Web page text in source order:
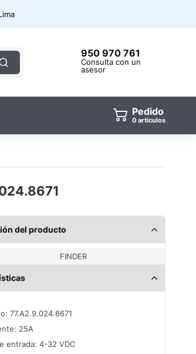
950 970 761
Consulta con un
asesor
Pedido
0 artículos
del producto
FINDER
77.A2.9.024.8671
25A
entrada: 4-32 VDC